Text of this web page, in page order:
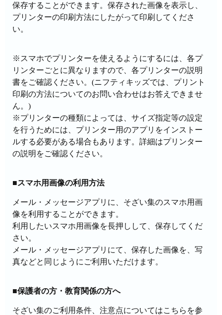
保存することができます。保存された画像を表示し、
プリンターの印刷方法にしたがって印刷してくださ
い。
※スマホでプリンターを使えるようにするには、各プ
リンターごとに異なりますので、各プリンターの説明
書をご確認ください。(ニフティキッズでは、プリント
印刷の方法についてのお問い合わせはお答えできませ
ん。)
※プリンターの種類によっては、サイズ指定等の設定
を行うためには、プリンター用のアプリをインストー
ルする必要がある場合もあります。詳細はプリンター
の説明をご確認ください。
■スマホ用画像の利用方法
メール・メッセージアプリに、そざい集のスマホ用画
像を利用することができます。
利用したいスマホ用画像を長押しして、保存してくだ
さい。
メール・メッセージアプリにて、保存した画像を、写
真などと同じようにご利用いただけます。
■保護者の方・教育関係の方へ
そざい集のご利用条件、注意点についてはこちらを参